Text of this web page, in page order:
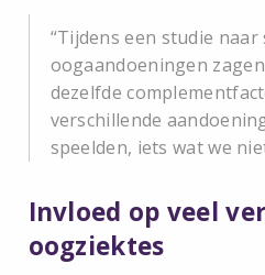
Tijdens een studie naar
oogaandoeningen
dezelfde
verschillende
speelden, iets wat we
Invloed op veel
oogziektes